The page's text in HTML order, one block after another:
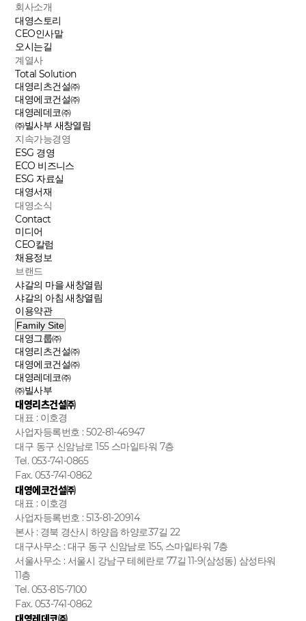
회사소개
대영스토리
CEO인사말
오시는길
계열사
Total Solution
대영리츠건설㈜
대영에코건설㈜
대영레데코㈜
㈜빌사부 새창열림
지속가능경영
ESG 경영
ECO 비즈니스
ESG 자료실
대영서재
대영소식
Contact
미디어
CEO칼럼
채용정보
브랜드
샤갈의 마을새창열림
샤갈의 아침새창열림
이용약관
Family Site
대영그룹㈜
대영리츠건설㈜
대영에코건설㈜
대영레데코㈜
㈜빌사부
대영리츠건설㈜
대표 : 이호경
사업자등록번호 : 502-81-46947
대구 동구 신암남로 155 스마일타워 7층
Tel. 053-741-0865
Fax. 053-741-0862
대영에코건설㈜
대표 : 이호경
사업자등록번호 : 513-81-20914
본사 : 경북 경산시 하양읍 하양로37길 22
대구사무소 : 대구 동구 신암남로 155, 스마일타워 7층
서울사무소 : 서울시 강남구 테헤란로 77길 11-9(삼성동) 삼성타워
11층
Tel. 053-815-7100
Fax. 053-741-0862